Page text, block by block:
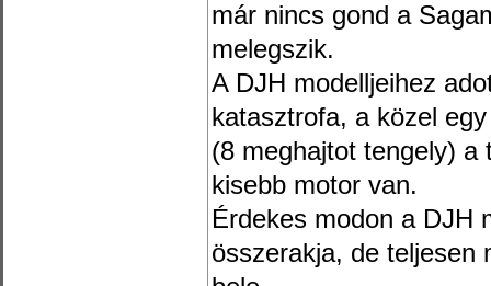
már nincs gond a
melegszik.
A DJH modelljeihez
katasztrofa, a közel
(8 meghajtot tengely) a
kisebb motor van.
Érdekes modon a DJH
összerakja, de teljesen